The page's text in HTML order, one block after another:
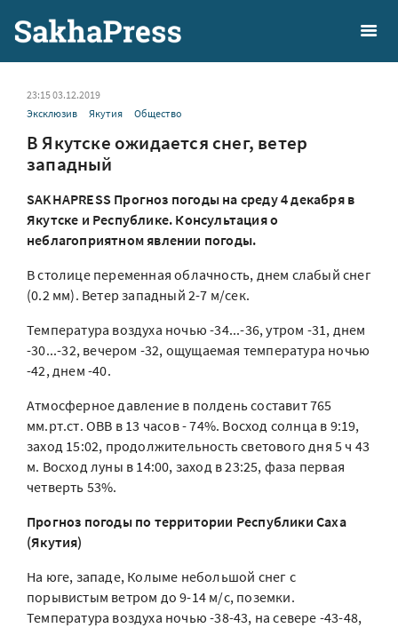
23:15 03.12.2019
Эксклюзив
Якутия Общество
В Якутске ожидается снег, ветер
западный
SAKHAPRESS Прогноз погоды на среду 4 декабря в
Якутске и Республике. Консультация о
неблагоприятном явлении погоды.
В столице переменная облачность, днем слабый снег
(0.2 мм). Ветер западный 2-7 м/сек.
Температура воздуха ночью -34...-36, утром -31, днем
-30...-32, вечером -32, ощущаемая температура ночью
-42, днем -40.
Атмосферное давление в полдень составит 765
мм.рт.ст. ОВВ в 13 часов - 74%. Восход солнца в 9:19,
заход 15:02, продолжительность светового дня 5 ч 43
м. Восход луны в 14:00, заход в 23:25, фаза первая
четверть 53%.
Прогноз погоды по территории Республики Саха
(Якутия)
На юге, западе, Колыме небольшой снег с
порывистым ветром до 9-14 м/с, поземки.
Температура воздуха ночью -38-43, на севере -43-48,